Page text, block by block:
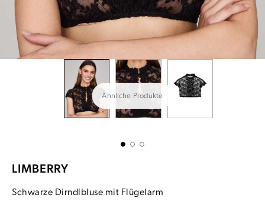
Ähnliche Produkte
LIMBERRY
Schwarze Dirndlbluse mit Flügelarm